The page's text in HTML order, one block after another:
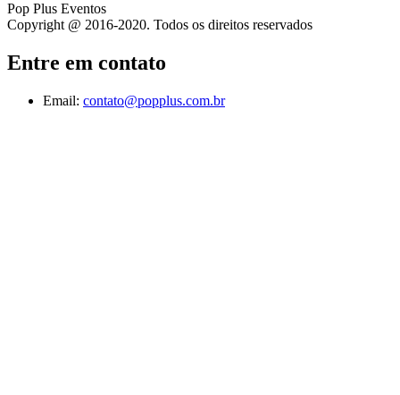
Pop Plus Eventos
Copyright @ 2016-2020. Todos os direitos reservados
Entre em contato
Email: contato@popplus.com.br